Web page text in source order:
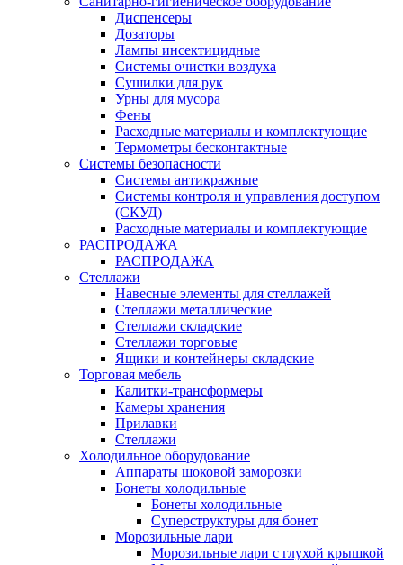
Диспенсеры
Дозаторы
Лампы инсектицидные
Системы очистки воздуха
Сушилки для рук
Урны для мусора
Фены
Расходные материалы и комплектующие
Термометры бесконтактные
Системы безопасности
Системы антикражные
Системы контроля и управления доступом
(СКУД)
Расходные материалы и комплектующие
РАСПРОДАЖА
РАСПРОДАЖА
Стеллажи
Навесные элементы для стеллажей
Стеллажи металлические
Стеллажи складские
Стеллажи торговые
Ящики и контейнеры складские
Торговая мебель
Калитки-трансформеры
Камеры хранения
Прилавки
Стеллажи
Холодильное оборудование
Аппараты шоковой заморозки
Бонеты холодильные
Бонеты холодильные
Суперструктуры для бонет
Морозильные лари
Морозильные лари с глухой крышкой